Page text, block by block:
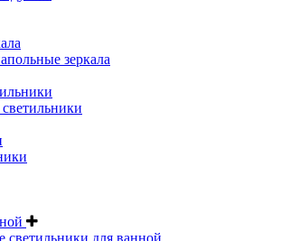
зеркала
светильники для ванной